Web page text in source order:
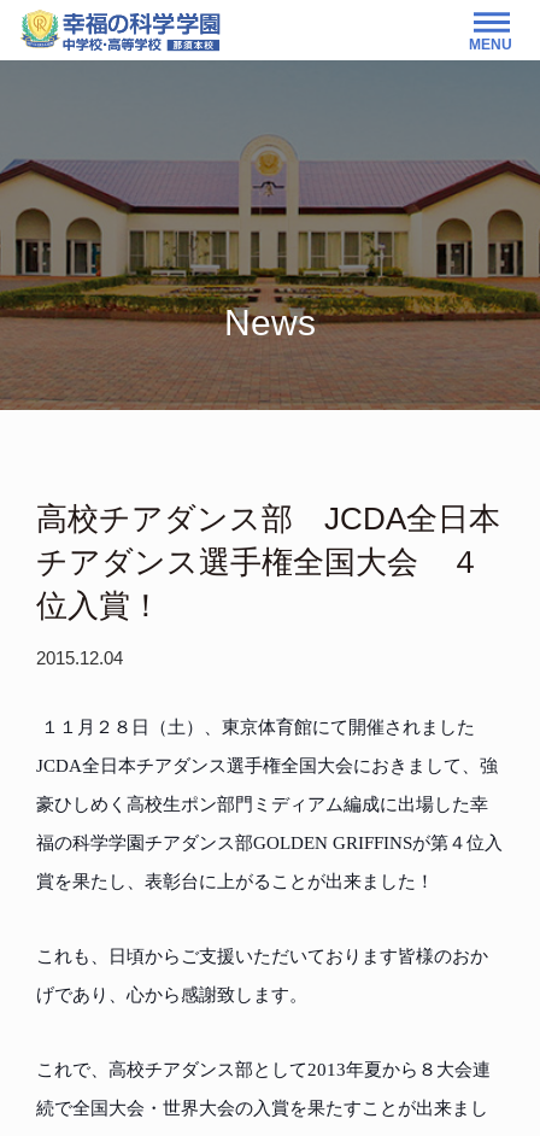
MENU
News
高校チアダンス部 JCDA全日本
チアダンス選手権全国大会 ４
位入賞！
2015.12.04
１１月２８日（土）、東京体育館にて開催されました
JCDA全日本チアダンス選手権全国大会におきまして、強
豪ひしめく高校生ポン部門ミディアム編成に出場した幸
福の科学学園チアダンス部GOLDEN GRIFFINSが第４位入
賞を果たし、表彰台に上がることが出来ました！
これも、日頃からご支援いただいております皆様のおか
げであり、心から感謝致します。
これで、高校チアダンス部として2013年夏から８大会連
続で全国大会・世界大会の入賞を果たすことが出来まし